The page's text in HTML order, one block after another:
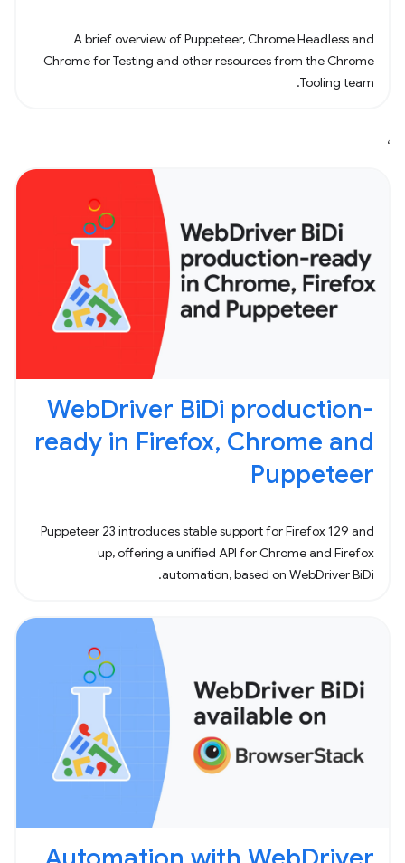
A brief overview of Puppeteer, Chrome Headless and
Chrome for Testing and other resources from the Chrome
Tooling team.
،
WebDriver BiDi production-
ready in Firefox, Chrome and
Puppeteer
Puppeteer 23 introduces stable support for Firefox 129 and
up, offering a unified API for Chrome and Firefox
automation, based on WebDriver BiDi.